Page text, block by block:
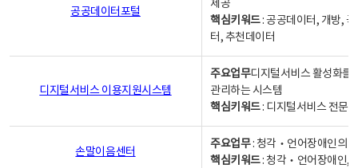
공공데이터포털
제공
핵심키워드: 공공데이터, 개방,
터, 추천데이터
디지털서비스 이용지원시스템
주요업무디지털서비스 활성화를
관리하는 시스템
핵심키워드: 디지털서비스 전문
손말이음센터
주요업무: 청각‧언어장애인의
핵심키워드: 청각‧언어장애인,